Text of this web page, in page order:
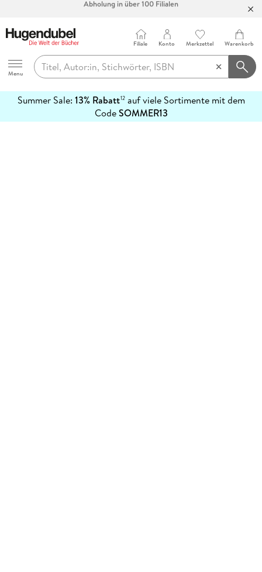
Hugendubel
Menu
Filiale Konto Merkzettel Warenkorb
Summer Sale: 13% Rabatt12auf viele Sortimente mit dem
CodeSOMMER13
erfahren